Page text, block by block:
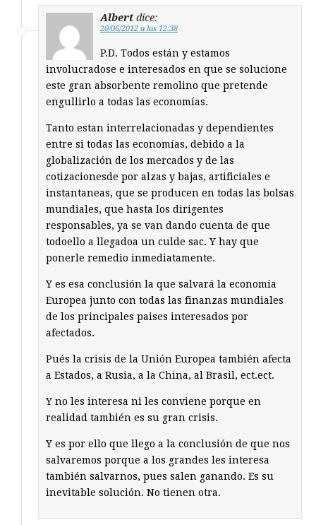
Albert dice:
20/06/2012 a las 12:38
P.D. Todos están y estamos
involucradose e interesados en que se solucione
este gran absorbente remolino que pretende
engullirlo a todas las economías.
Tanto estan interrelacionadas y dependientes
entre si todas las economías, debido a la
globalización de los mercados y de las
cotizacionesde por alzas y bajas, artificiales e
instantaneas, que se producen en todas las bolsas
mundiales, que hasta los dirigentes
responsables, ya se van dando cuenta de que
todoello a llegadoa un culde sac. Y hay que
ponerle remedio inmediatamente.
Y es esa conclusión la que salvará la economía
Europea junto con todas las finanzas mundiales
de los principales paises interesados por
afectados.
Pués la crisis de la Unión Europea también afecta
a Estados, a Rusia, a la China, al Brasil, ect.ect.
Y no les interesa ni les conviene porque en
realidad también es su gran crisis.
Y es por ello que llego a la conclusión de que nos
salvaremos porque a los grandes les interesa
también salvarnos, pues salen ganando. Es su
inevitable solución. No tienen otra.